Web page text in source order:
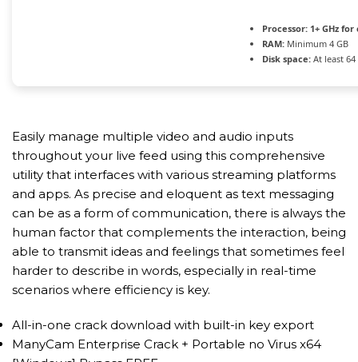
Processor: 1+ GHz
RAM: Minimum 4 GB
Disk space: At least 64
Easily manage multiple video and audio inputs
throughout your live feed using this comprehensive
utility that interfaces with various streaming platforms
and apps. As precise and eloquent as text messaging
can be as a form of communication, there is always the
human factor that complements the interaction, being
able to transmit ideas and feelings that sometimes feel
harder to describe in words, especially in real-time
scenarios where efficiency is key.
All-in-one crack download with built-in key export
ManyCam Enterprise Crack + Portable no Virus x64